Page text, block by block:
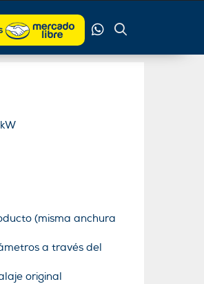
(misma anchura
a través del
original